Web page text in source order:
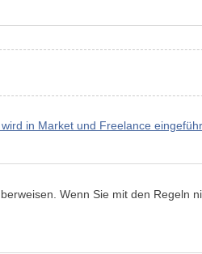
in Market und Freelance
Wenn Sie mit den Regeln